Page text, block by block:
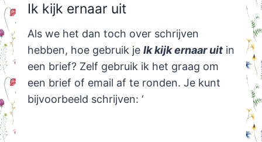
Ik kijk ernaar uit
Als we het dan toch over schrijven
hebben, hoe gebruik je Ik kijk ernaar uitin
een brief? Zelf gebruik ik het graag om
een brief of email af te ronden. Je kunt
bijvoorbeeld schrijven: ‘